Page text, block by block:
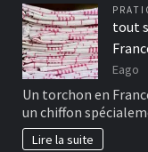
tout
Eago
Un torchon en
un chiffon
Lire la suite